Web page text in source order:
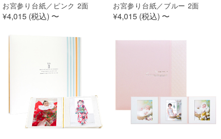
お宮参り台紙／ピンク 2面
¥4,015 (税込) 〜
お宮参り台紙／ブルー 2面
¥4,015 (税込) 〜